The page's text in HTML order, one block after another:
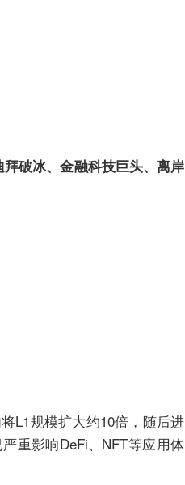
破冰、金融科技巨头、离岸
L1规模扩大约10倍，随后进
重影响DeFi、NFT等应用体